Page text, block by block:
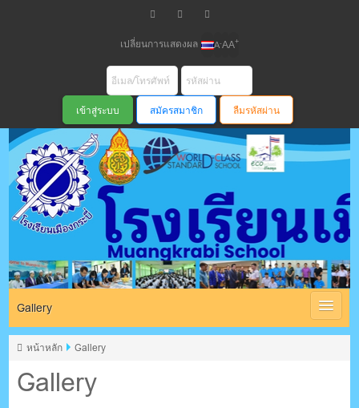
เปลี่ยนการแสดงผล A-AA+
สมัครสมาชิก ลืมรหัสผ่าน
โรงเรียนเมือง
กระบี่ สพม
ตรัง กระบี่
Gallery
Gallery
หน้าหลัก Gallery